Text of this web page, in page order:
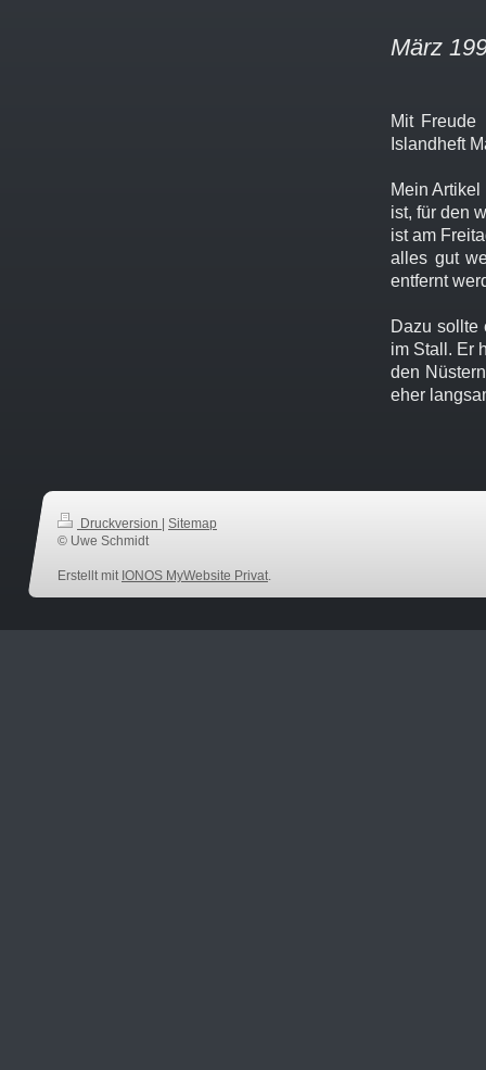
März
Mit Freude
Islandheft
Mein
ist, für den
ist am
alles gut
entfernt
Dazu sollte
im Stall. Er
den
eher
Druckversion
Sitemap
© Uwe Schmidt
Erstellt mit IONOS MyWebsite Privat.